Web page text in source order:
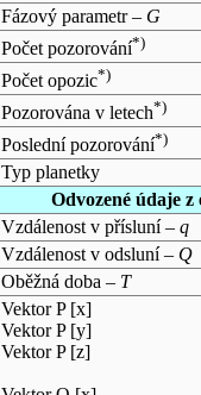
Fázový parametr – G
Počet pozorování*)
Počet opozic*)
Pozorována v letech*)
Poslední pozorování*)
Typ planetky
Odvozené údaje
Vzdálenost v přísluní – q
Vzdálenost v odsluní – Q
Oběžná doba – T
Vektor P [x]
Vektor P [y]
Vektor P [z]